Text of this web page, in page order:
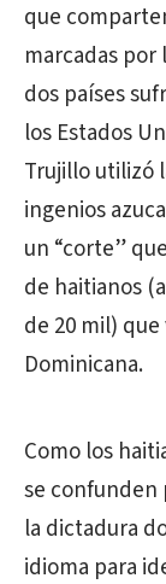
que
marcadas por
dos países
los Estados
Trujillo utilizó
ingenios
un “corte”
de haitianos
de 20 mil)
Dominicana.
Como los
se confunden
la dictadura
idioma para